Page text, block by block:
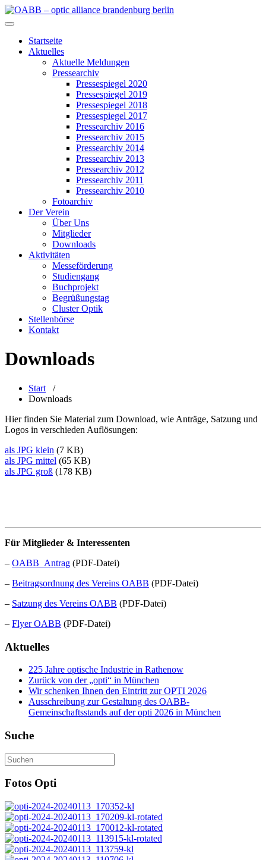
Zum
Inhalt
OABB – optic alliance brandenburg berlin
Startseite
Aktuelles
Aktuelle Meldungen
Pressearchiv
Pressespiegel 2020
Pressespiegel 2019
Pressespiegel 2018
Pressespiegel 2017
Pressearchiv 2016
Pressearchiv 2015
Pressearchiv 2014
Pressearchiv 2013
Pressearchiv 2012
Pressearchiv 2011
Pressearchiv 2010
Fotoarchiv
Der Verein
Über Uns
Mitglieder
Downloads
Aktivitäten
Messeförderung
Studiengang
Buchprojekt
Begrüßungstag
Cluster Optik
Stellenbörse
Kontakt
Downloads
Start /
Downloads
Hier finden Sie Material zum Download, wie Anträge, Satzung und
Logos in verschieden Auflösungen:
als JPG klein (7 KB)
als JPG mittel (65 KB)
als JPG groß (178 KB)
Für Mitglieder & Interessenten
– OABB_Antrag (PDF-Datei)
– Beitragsordnung des Vereins OABB (PDF-Datei)
– Satzung des Vereins OABB (PDF-Datei)
– Flyer OABB (PDF-Datei)
Aktuelles
225 Jahre optische Industrie in Rathenow
Zurück von der „opti“ in München
Wir schenken Ihnen den Eintritt zur OPTI 2026
Ausschreibung zur Gestaltung des OABB-
Gemeinschaftsstands auf der opti 2026 in München
Suche
Fotos Opti